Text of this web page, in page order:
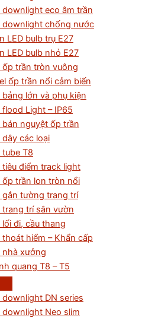
downlight eco âm trần
downlight chống nước
LED bulb trụ E27
LED bulb nhỏ E27
ốp trần tròn vuông
ốp trần nổi cảm biến
bảng lớn và phụ kiện
flood Light – IP65
bán nguyệt ốp trần
dây các loại
tube T8
tiêu điểm track light
ốp trần lon tròn nổi
gắn tường trang trí
trang trí sân vườn
lối đi, cầu thang
thoát hiểm – Khẩn cấp
nhà xưởng
quang T8 – T5
downlight DN series
downlight Neo slim